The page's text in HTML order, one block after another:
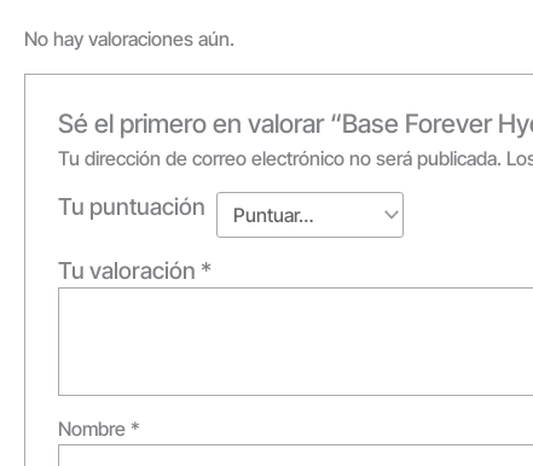
No hay valoraciones aún.
Sé el primero en valorar “Base Forever
Tu dirección de correo electrónico no será publicada.
Tu puntuación
Tu valoración *
Nombre *